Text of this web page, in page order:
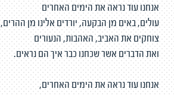
אנחנו עוד נראה את הימים האחרים
עולים, באים מן הבקעה, יורדים אלינו מן ההרים,
צוחקים את האביב, האהבות, הנעורים
ואת הדברים אשר שכחנו כבר איך הם נראים.
אנחנו עוד נראה את הימים האחרים,